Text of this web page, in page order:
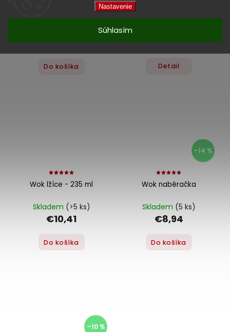
Nastavenie
Súhlasím
Rolovací podložka na
sushi s vařečkou
€2,24
Do košíka
Momentálně nedostupné
€10,57
Detail
Wok lžíce - 235 ml
Skladem (>5 ks)
€10,41
Do košíka
–14 %
Wok naběračka
Skladem (5 ks)
€8,94
Do košíka
–10 %